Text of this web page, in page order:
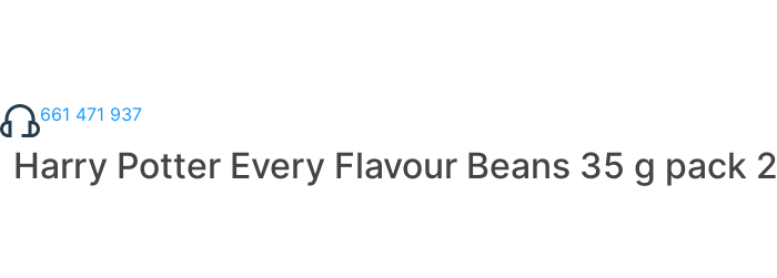
661 471 937
Harry Potter Every Flavour Beans 35 g pack 2